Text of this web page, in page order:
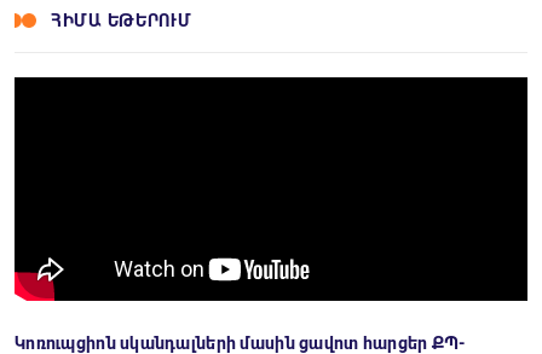
ՀԻՄԱ ԵԹԵՐՈՒՄ
Կոռուպցիոն սկանդալների մասին ցավոտ հարցեր ՔՊ-